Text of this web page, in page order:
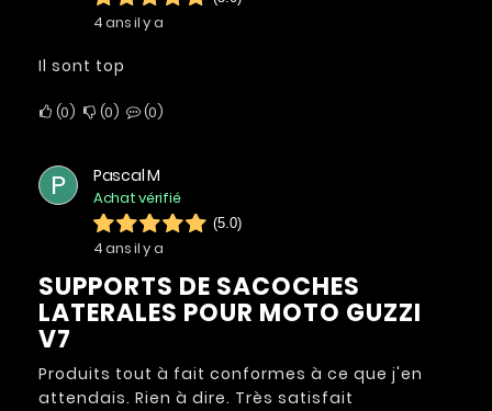
4 ans il y a
Il sont top
0 0 0
P Pascal M
Achat vérifié
(5.0)
4 ans il y a
SUPPORTS DE SACOCHES
LATERALES POUR MOTO GUZZI
V7
Produits tout à fait conformes à ce que j'en
attendais. Rien à dire. Très satisfait